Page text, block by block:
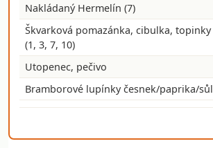
Nakládaný Hermelín(7)
Škvarková pomazánka, cibulka, topinky
(1, 3, 7, 10)
Utopenec, pečivo
Bramborové lupínky česnek/paprika/sůl